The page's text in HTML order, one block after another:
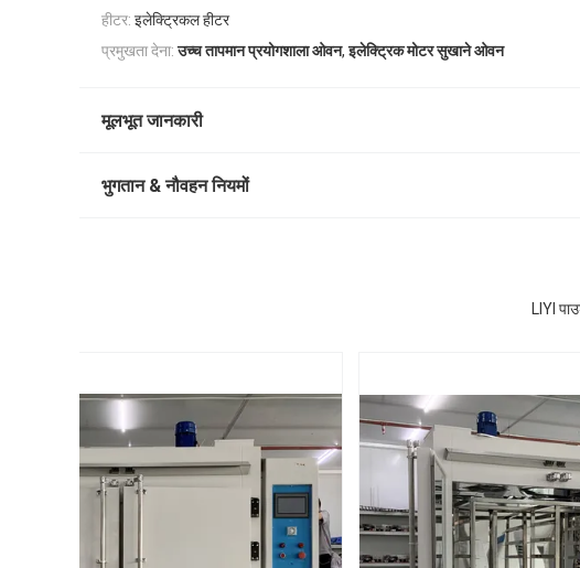
हीटर: इलेक्ट्रिकल हीटर
प्रमुखता देना: उच्च तापमान प्रयोगशाला ओवन,इलेक्ट्रिक मोटर सुखाने ओवन
मूलभूत जानकारी
भुगतान & नौवहन नियमों
LIYI